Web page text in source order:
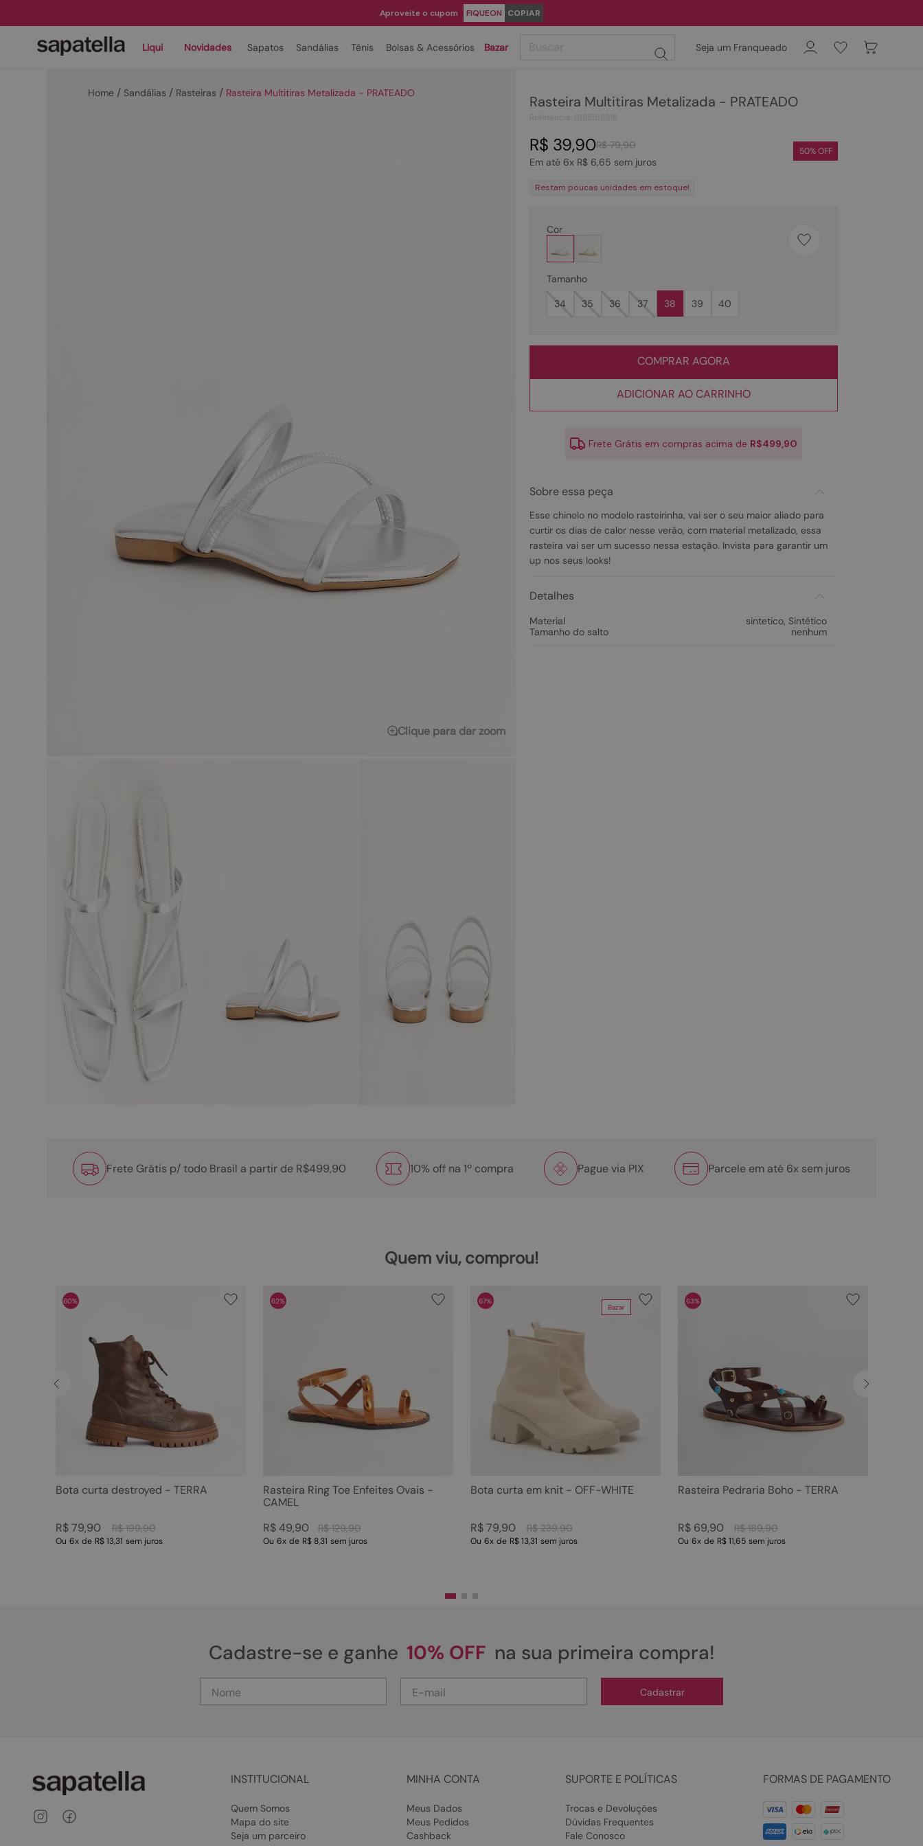
Aproveite o cupom FIQUEON COPIAR
Liqui Novidades Sapatos Sandálias Tênis Bolsas & Acessórios Bazar Seja um Franqueado
Sandálias Rasteiras Rasteira Multitiras Metalizada - PRATEADO
Clique para dar zoom
Rasteira Multitiras Metalizada - PRATEADO
R$ 79,90
R$ 39,90
Em até 6x R$ 6,65 sem juros
50% OFF
Restam poucas unidades em estoque!
Cor
Tamanho
34
35 36 37 38 39 40
COMPRAR AGORA
ADICIONAR AO CARRINHO
Frete Grátis em compras acima de R$499,90
Sobre essa peça
Esse chinelo no modelo rasteirinha, vai ser o seu maior aliado para
curtir os dias de calor nesse verão, com material metalizado, essa
rasteira vai ser um sucesso nessa estação. Invista para garantir um
up nos seus looks!
Detalhes
Material sintetico, Sintético
Tamanho do salto
nenhum
Frete Grátis p/ todo Brasil a partir de R$499,90 10% off na 1º compra Pague via PIX Parcele em até 6x sem juros
Quem viu, comprou!
60%
Bota curta destroyed - TERRA
R$ 199,90
R$ 79,90
Ou 6x de R$ 13,31 sem juros
62%
Rasteira Ring Toe Enfeites Ovais -
CAMEL
R$ 129,90
R$ 49,90
Ou 6x de R$ 8,31 sem juros
Bazar
67%
Bota curta em knit - OFF-WHITE
R$ 239,90
R$ 79,90
Ou 6x de R$ 13,31 sem juros
63%
Rasteira Pedraria Boho - TERRA
R$ 189,90
R$ 69,90
Ou 6x de R$ 11,65 sem juros
Cadastre-se e ganhe 10% OFF na sua primeira compra!
Cadastrar
INSTITUCIONAL
Quem Somos
Mapa do site
Seja um parceiro
MINHA CONTA
Meus Dados
Meus Pedidos
Cashback
SUPORTE E POLÍTICAS
Trocas e Devoluções
Dúvidas Frequentes
Fale Conosco
FORMAS DE PAGAMENTO